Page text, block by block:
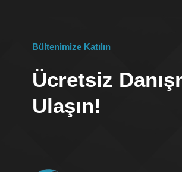
Bültenimize Katılın
Ücretsiz
Ulaşın!